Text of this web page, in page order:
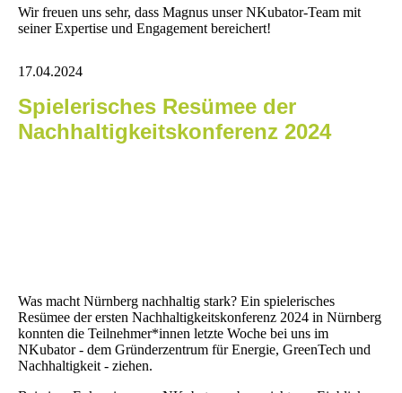
Wir freuen uns sehr, dass Magnus unser NKubator-Team mit
seiner Expertise und Engagement bereichert!
17.04.2024
Spielerisches Resümee der
Nachhaltigkeitskonferenz 2024
Was macht Nürnberg nachhaltig stark? Ein spielerisches
Resümee der ersten Nachhaltigkeitskonferenz 2024 in Nürnberg
konnten die Teilnehmer*innen letzte Woche bei uns im
NKubator - dem Gründerzentrum für Energie, GreenTech und
Nachhaltigkeit - ziehen.